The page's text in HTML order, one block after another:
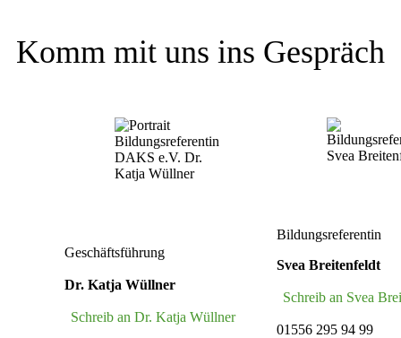
Komm mit uns ins Gespräch
Geschäftsführung
Dr. Katja Wüllner
Schreib an Dr. Katja Wüllner
Bildungsreferentin
Svea Breitenfeldt
Schreib an Svea
01556 295 94 99